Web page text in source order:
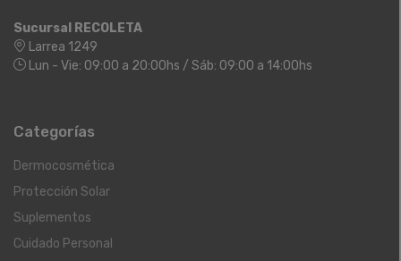
Sucursal RECOLETA
Larrea 1249
Lun - Vie: 09:00 a 20:00hs / Sáb: 09:00 a 14:00hs
Categorías
Dermocosmética
Protección Solar
Suplementos
Cuidado Personal